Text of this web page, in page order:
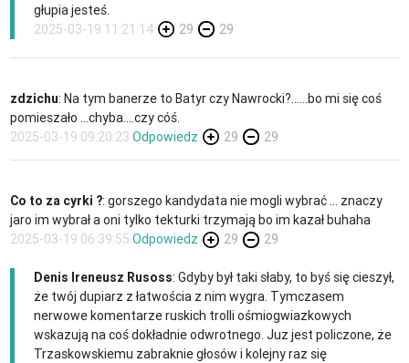
głupia jesteś.
2025-03-19 11:21:14
29 29
zdzichu: Na tym banerze to Batyr czy Nawrocki?......bo mi się coś
pomieszało ...chyba....czy cóś.
2025-03-19 09:20:23 Odpowiedz 29 29
Co to za cyrki ?: gorszego kandydata nie mogli wybrać ... znaczy
jaro im wybrał a oni tylko tekturki trzymają bo im kazał buhaha
2025-03-19 06:39:55 Odpowiedz 29 29
Denis Ireneusz Rusoss: Gdyby był taki słaby, to byś się cieszył,
że twój dupiarz z łatwościa z nim wygra. Tymczasem
nerwowe komentarze ruskich trolli ośmiogwiazkowych
wskazują na coś dokładnie odwrotnego. Juz jest policzone, że
Trzaskowskiemu zabraknie głosów i kolejny raz się